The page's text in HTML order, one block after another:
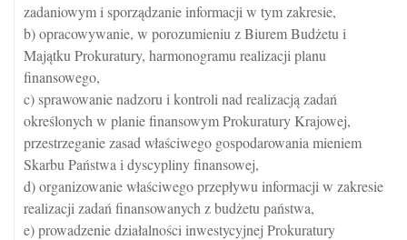
zadaniowym i sporządzanie informacji w tym zakresie,
b) opracowywanie, w porozumieniu z Biurem Budżetu i
Majątku Prokuratury, harmonogramu realizacji planu
finansowego,
c) sprawowanie nadzoru i kontroli nad realizacją zadań
określonych w planie finansowym Prokuratury Krajowej,
przestrzeganie zasad właściwego gospodarowania mieniem
Skarbu Państwa i dyscypliny finansowej,
d) organizowanie właściwego przepływu informacji w zakresie
realizacji zadań finansowanych z budżetu państwa,
e) prowadzenie działalności inwestycyjnej Prokuratury